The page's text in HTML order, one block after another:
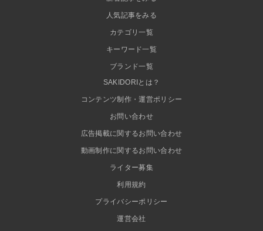
人気記事をみる
カテゴリ一覧
キーワード一覧
ブランド一覧
SAKIDORIとは？
コンテンツ制作・運営ポリシー
お問い合わせ
広告掲載に関するお問い合わせ
動画制作に関するお問い合わせ
ライター募集
利用規約
プライバシーポリシー
運営会社